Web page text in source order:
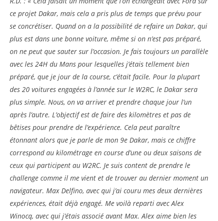
ce projet Dakar, mais cela a pris plus de temps que prévu pour
se concrétiser. Quand on a la possibilité de refaire un Dakar, qui
plus est dans une bonne voiture, même si on n’est pas préparé,
on ne peut que sauter sur l’occasion. Je fais toujours un parallèle
avec les 24H du Mans pour lesquelles j’étais tellement bien
préparé, que je jour de la course, c’était facile. Pour la plupart
des 20 voitures engagées à l’année sur le W2RC, le Dakar sera
plus simple. Nous, on va arriver et prendre chaque jour l’un
après l’autre. L’objectif est de faire des kilomètres et pas de
bêtises pour prendre de l’expérience. Cela peut paraître
étonnant alors que je parle de mon 9e Dakar, mais ce chiffre
correspond au kilométrage en course d’une ou deux saisons de
ceux qui participent au W2RC. Je suis content de prendre le
challenge comme il me vient et de trouver au dernier moment un
navigateur. Max Delfino, avec qui j’ai couru mes deux dernières
expériences, était déjà engagé. Me voilà reparti avec Alex
Winocq, avec qui j’étais associé avant Max. Alex aime bien les